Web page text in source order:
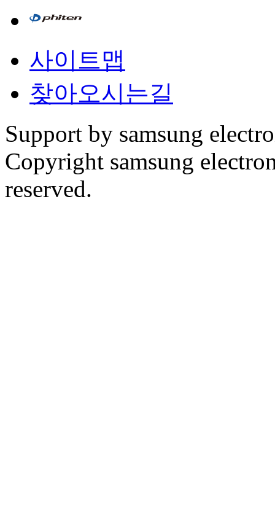
사이트맵
찾아오시는길
Support by samsung
Copyright samsung
reserved.